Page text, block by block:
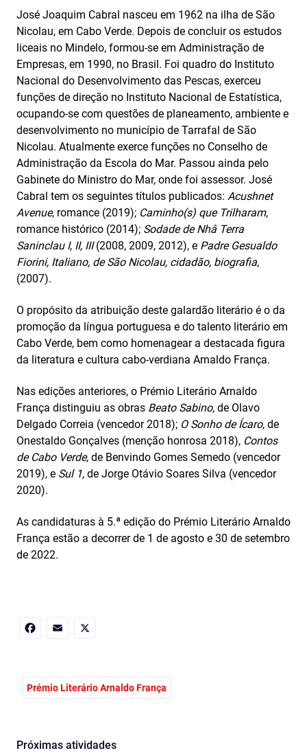
José Joaquim Cabral nasceu em 1962 na ilha de São
Nicolau, em Cabo Verde. Depois de concluir os estudos
liceais no Mindelo, formou-se em Administração de
Empresas, em 1990, no Brasil. Foi quadro do Instituto
Nacional do Desenvolvimento das Pescas, exerceu
funções de direção no Instituto Nacional de Estatística,
ocupando-se com questões de planeamento, ambiente e
desenvolvimento no município de Tarrafal de São
Nicolau. Atualmente exerce funções no Conselho de
Administração da Escola do Mar. Passou ainda pelo
Gabinete do Ministro do Mar, onde foi assessor. José
Cabral tem os seguintes títulos publicados: Acushnet
Avenue, romance (2019); Caminho(s) que Trilharam,
romance histórico (2014); Sodade de Nhâ Terra
Saninclau I, II, III(2008, 2009, 2012), e Padre Gesualdo
Fiorini, Italiano, de São Nicolau, cidadão, biografia,
(2007).
O propósito da atribuição deste galardão literário é o da
promoção da língua portuguesa e do talento literário em
Cabo Verde, bem como homenagear a destacada figura
da literatura e cultura cabo-verdiana Arnaldo França.
Nas edições anteriores, o Prémio Literário Arnaldo
França distinguiu as obras Beato Sabino, de Olavo
Delgado Correia (vencedor 2018); O Sonho de Ícaro, de
Onestaldo Gonçalves (menção honrosa 2018), Contos
de Cabo Verde, de Benvindo Gomes Semedo (vencedor
2019), e Sul 1, de Jorge Otávio Soares Silva (vencedor
2020).
As candidaturas à 5.ª edição do Prémio Literário Arnaldo
França estão a decorrer de 1 de agosto e 30 de setembro
de 2022.
Prémio Literário Arnaldo França
Próximas atividades